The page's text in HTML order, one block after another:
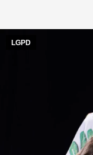
LGPD